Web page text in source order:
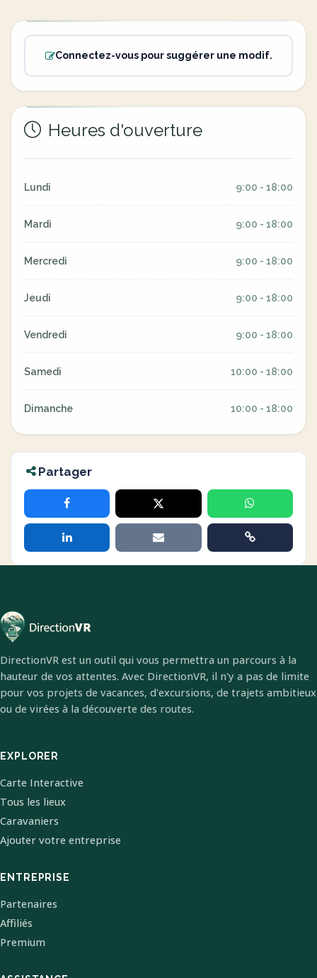
Connectez-vous pour suggérer une modif.
Heures d'ouverture
Lundi 9:00 - 18:00
Mardi 9:00 - 18:00
Mercredi 9:00 - 18:00
Jeudi 9:00 - 18:00
Vendredi 9:00 - 18:00
Samedi 10:00 - 18:00
Dimanche 10:00 - 18:00
Partager
DirectionVR est un outil qui vous permettra un parcours à la
hauteur de vos attentes. Avec DirectionVR, il n'y a pas de limite
pour vos projets de vacances, d'excursions, de trajets ambitieux
ou de virées à la découverte des routes.
EXPLORER
Carte Interactive
Tous les lieux
Caravaniers
Ajouter votre entreprise
ENTREPRISE
Partenaires
Affiliés
Premium